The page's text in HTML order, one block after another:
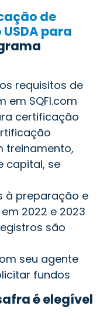
de
para
requisitos de
em SQFI.com
certificação
treinamento,
capital, se
à preparação e
2022 e 2023
são
seu agente
fundos
é elegível